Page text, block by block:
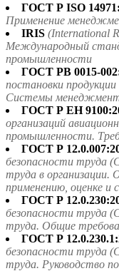
ГОСТ Р ISO
Применение
IRIS (International
Международный
промышленности
ГОСТ РВ 0015-
постановки
Системы
ГОСТ Р ЕН
организаций
промышленности.
ГОСТ Р
безопасности труда
труда в организации.
применению, оценке и
ГОСТ Р
безопасности труда
труда. Общие
ГОСТ Р
безопасности труда
труда. Руководство